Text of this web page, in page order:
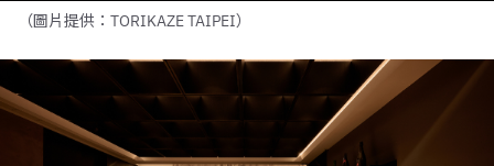
（圖片提供：TORIKAZE TAIPEI）